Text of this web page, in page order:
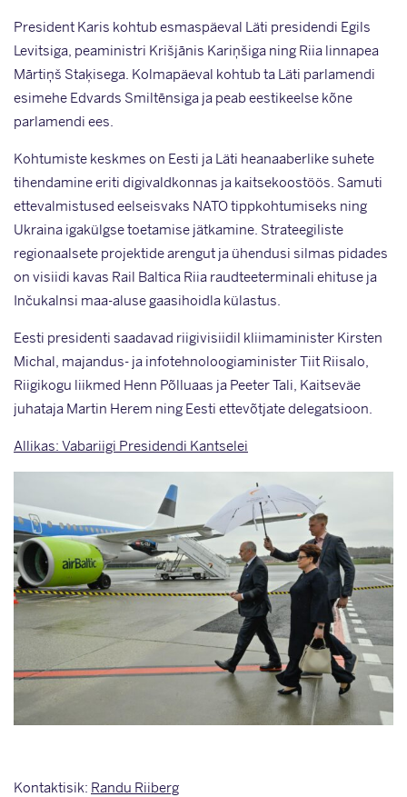
President Karis kohtub esmaspäeval Läti presidendi Egils
Levitsiga, peaministri Krišjānis Kariņšiga ning Riia linnapea
Mārtiņš Staķisega. Kolmapäeval kohtub ta Läti parlamendi
esimehe Edvards Smiltēnsiga ja peab eestikeelse kõne
parlamendi ees.
Kohtumiste keskmes on Eesti ja Läti heanaaberlike suhete
tihendamine eriti digivaldkonnas ja kaitsekoostöös. Samuti
ettevalmistused eelseisvaks NATO tippkohtumiseks ning
Ukraina igakülgse toetamise jätkamine. Strateegiliste
regionaalsete projektide arengut ja ühendusi silmas pidades
on visiidi kavas Rail Baltica Riia raudteeterminali ehituse ja
Inčukalnsi maa-aluse gaasihoidla külastus.
Eesti presidenti saadavad riigivisiidil kliimaminister Kirsten
Michal, majandus- ja infotehnoloogiaminister Tiit Riisalo,
Riigikogu liikmed Henn Põlluaas ja Peeter Tali, Kaitseväe
juhataja Martin Herem ning Eesti ettevõtjate delegatsioon.
Allikas: Vabariigi Presidendi Kantselei
Kontaktisik: Randu Riiberg